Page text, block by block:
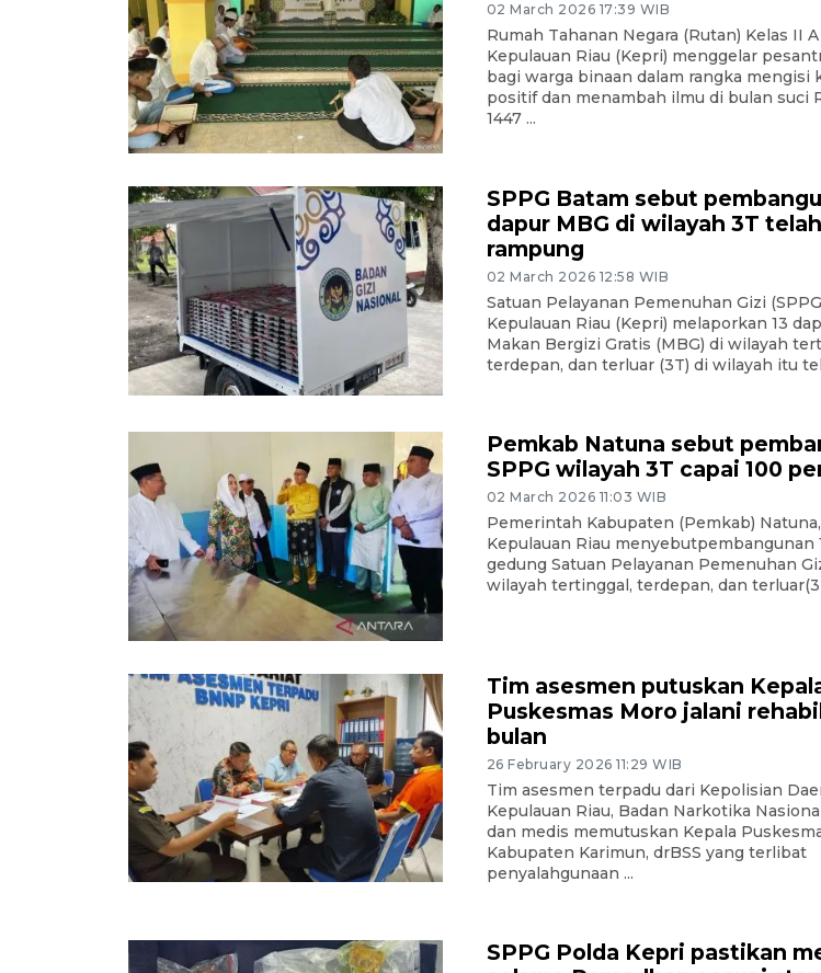
02 March 2026 17:39 WIB
Rumah Tahanan Negara (Rutan) Kelas II
Kepulauan Riau (Kepri) menggelar
bagi warga binaan dalam rangka mengisi
positif dan menambah ilmu di bulan suci
1447 ...
SPPG Batam sebut
dapur MBG di wilayah 3T telah
rampung
02 March 2026 12:58 WIB
Satuan Pelayanan Pemenuhan Gizi
Kepulauan Riau (Kepri) melaporkan 13
Makan Bergizi Gratis (MBG) di wilayah
terdepan, dan terluar (3T) di wilayah itu
Pemkab Natuna sebut
SPPG wilayah 3T capai 100
02 March 2026 11:03 WIB
Pemerintah Kabupaten (Pemkab)
Kepulauan Riau menyebutpembangunan
gedung Satuan Pelayanan Pemenuhan
wilayah tertinggal, terdepan, dan
Tim asesmen putuskan
Puskesmas Moro jalani
bulan
26 February 2026 11:29 WIB
Tim asesmen terpadu dari Kepolisian
Kepulauan Riau, Badan Narkotika
dan medis memutuskan Kepala
Kabupaten Karimun, drBSS yang terlibat
penyalahgunaan ...
SPPG Polda Kepri pastikan